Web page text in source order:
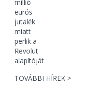
TOVÁBBI HÍREK >